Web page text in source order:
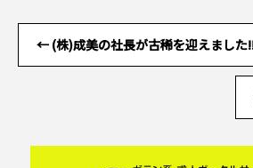
← (株)成美の社長が古稀を迎えました